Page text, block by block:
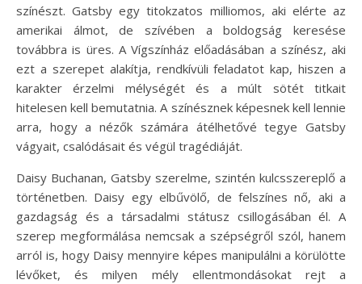
színészt. Gatsby egy titokzatos milliomos, aki elérte az
amerikai álmot, de szívében a boldogság keresése
továbbra is üres. A Vígszínház előadásában a színész, aki
ezt a szerepet alakítja, rendkívüli feladatot kap, hiszen a
karakter érzelmi mélységét és a múlt sötét titkait
hitelesen kell bemutatnia. A színésznek képesnek kell lennie
arra, hogy a nézők számára átélhetővé tegye Gatsby
vágyait, csalódásait és végül tragédiáját.
Daisy Buchanan, Gatsby szerelme, szintén kulcsszereplő a
történetben. Daisy egy elbűvölő, de felszínes nő, aki a
gazdagság és a társadalmi státusz csillogásában él. A
szerep megformálása nemcsak a szépségről szól, hanem
arról is, hogy Daisy mennyire képes manipulálni a körülötte
lévőket, és milyen mély ellentmondásokat rejt a